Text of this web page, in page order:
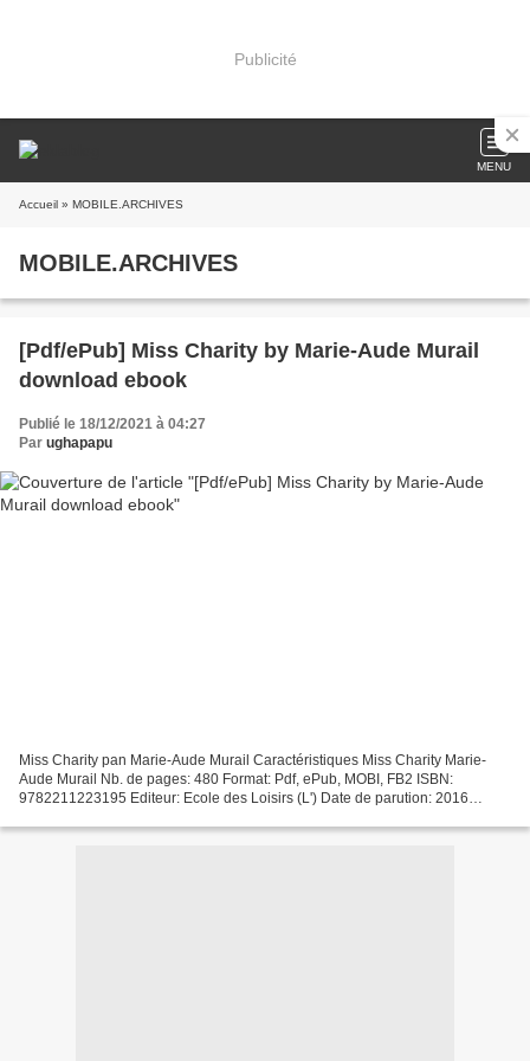
Publicité
MENU
Accueil » MOBILE.ARCHIVES
MOBILE.ARCHIVES
[Pdf/ePub] Miss Charity by Marie-Aude Murail
download ebook
Publié le 18/12/2021 à 04:27
Par ughapapu
Miss Charity pan Marie-Aude Murail Caractéristiques Miss Charity Marie-
Aude Murail Nb. de pages: 480 Format: Pdf, ePub, MOBI, FB2 ISBN:
9782211223195 Editeur: Ecole des Loisirs (L') Date de parution: 2016